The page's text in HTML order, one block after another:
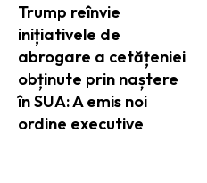
Trump reînvie
inițiativele de
abrogare a cetățeniei
obținute prin naștere
în SUA: A emis noi
ordine executive